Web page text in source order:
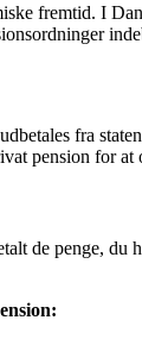
fremtid. I
fra
pension for at
de penge,